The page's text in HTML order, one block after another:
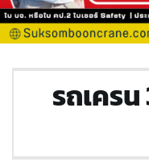
รถเคร